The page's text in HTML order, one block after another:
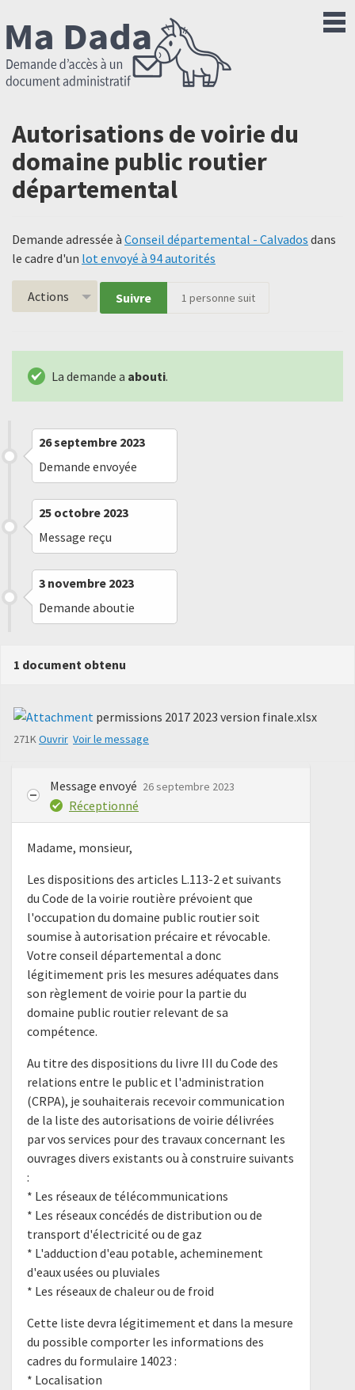
Autorisations de voirie du
domaine public routier
départemental
Demande adressée à Conseil départemental - Calvados dans
le cadre d'un lot envoyé à 94 autorités
Actions Suivre 1 personne suit
La demande a abouti.
26 septembre 2023
Demande envoyée
25 octobre 2023
Message reçu
3 novembre 2023
Demande aboutie
1 document obtenu
permissions 2017 2023 version finale.xlsx
271KOuvrir Voir le message
Message envoyé 26 septembre 2023
Réceptionné
Madame, monsieur,
Les dispositions des articles L.113-2 et suivants
du Code de la voirie routière prévoient que
l'occupation du domaine public routier soit
soumise à autorisation précaire et révocable.
Votre conseil départemental a donc
légitimement pris les mesures adéquates dans
son règlement de voirie pour la partie du
domaine public routier relevant de sa
compétence.
Au titre des dispositions du livre III du Code des
relations entre le public et l'administration
(CRPA), je souhaiterais recevoir communication
de la liste des autorisations de voirie délivrées
par vos services pour des travaux concernant les
ouvrages divers existants ou à construire suivants
:
* Les réseaux de télécommunications
* Les réseaux concédés de distribution ou de
transport d'électricité ou de gaz
* L'adduction d'eau potable, acheminement
d'eaux usées ou pluviales
* Les réseaux de chaleur ou de froid
Cette liste devra légitimement et dans la mesure
du possible comporter les informations des
cadres du formulaire 14023 :
* Localisation